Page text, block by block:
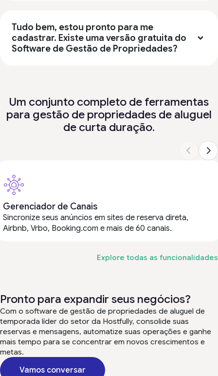
Tudo bem, estou pronto para me
cadastrar. Existe uma versão gratuita do
Software de Gestão de Propriedades?
Um conjunto completo de ferramentas
para gestão de propriedades de aluguel
de curta duração.
Gerenciador de Canais
Sincronize seus anúncios em sites de reserva direta,
Airbnb, Vrbo, Booking.com e mais de 60 canais.
Explore todas as funcionalidades
Pronto para expandir seus negócios?
Com o software de gestão de propriedades de aluguel de
temporada líder do setor da Hostfully, consolide suas
reservas e mensagens, automatize suas operações e ganhe
mais tempo para se concentrar em novos crescimentos e
metas.
Vamos conversar